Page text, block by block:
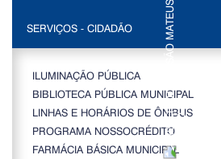
SERVIÇOS - CIDADÃO
ILUMINAÇÃO PÚBLICA
BIBLIOTECA PÚBLICA MUNICIPAL
LINHAS E HORÁRIOS DE ÔNIBUS
PROGRAMA NOSSOCRÉDITO
FARMÁCIA BÁSICA MUNICIPAL